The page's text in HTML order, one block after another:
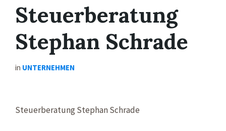
Steuerberatung
Stephan Schrade
in UNTERNEHMEN
Steuerberatung Stephan Schrade